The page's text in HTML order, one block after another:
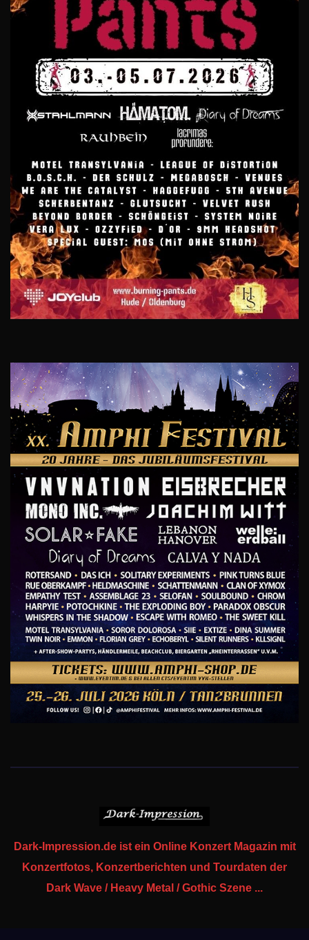
Dark-Impression.de ist ein Online Konzert Magazin mit
Konzertfotos, Konzertberichten und Tourdaten der
Dark Wave / Heavy Metal / Gothic Szene ...